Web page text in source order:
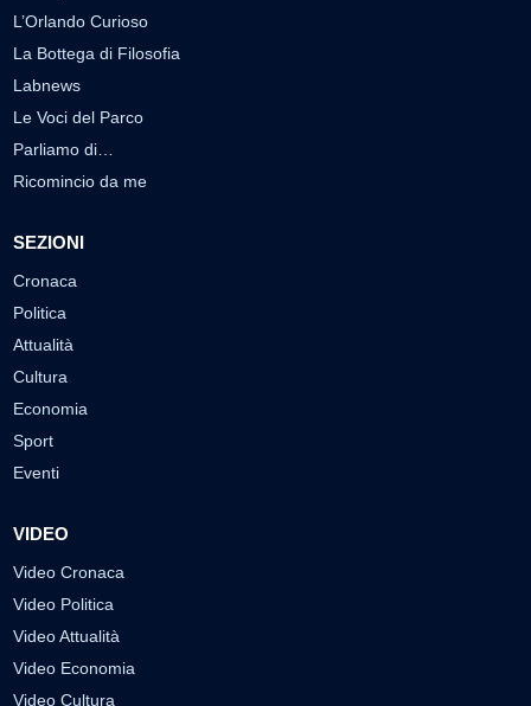
L’Orlando Curioso
La Bottega di Filosofia
Labnews
Le Voci del Parco
Parliamo di…
Ricomincio da me
SEZIONI
Cronaca
Politica
Attualità
Cultura
Economia
Sport
Eventi
VIDEO
Video Cronaca
Video Politica
Video Attualità
Video Economia
Video Cultura